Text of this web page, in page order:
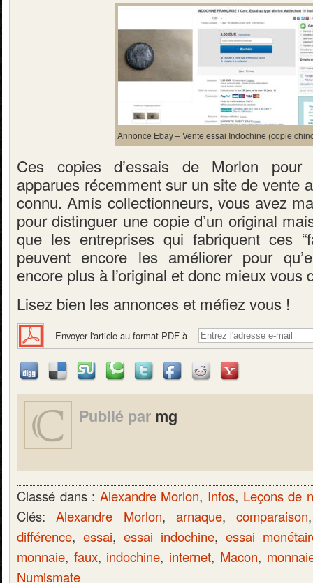
Annonce Ebay – Vente essai Indochine (copie
Ces copies d’essais de Morlon pour
apparues récemment sur un site de vente
connu. Amis collectionneurs, vous avez
pour distinguer une copie d’un original
que les entreprises qui fabriquent ces
peuvent encore les améliorer pour
encore plus à l’original et donc mieux vous
Lisez bien les annonces et méfiez vous !
Envoyer l'article au format PDF à
Publié par mg
Classé dans : Alexandre Morlon, Infos, Leçons de
Clés:Alexandre Morlon,arnaque,comparaison
différence, essai, essai indochine, essai
monnaie, faux, indochine, internet, Macon,
Numismate